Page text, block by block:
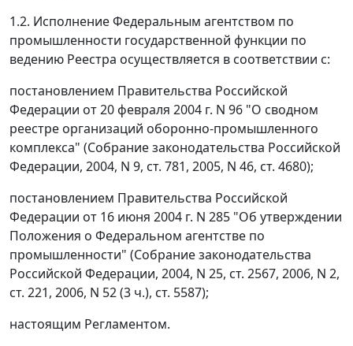
1.2. Исполнение Федеральным агентством по
промышленности государственной функции по
ведению Реестра осуществляется в соответствии с:
постановлением Правительства Российской
Федерации от 20 февраля 2004 г. N 96 "О сводном
реестре организаций оборонно-промышленного
комплекса" (Собрание законодательства Российской
Федерации, 2004, N 9, ст. 781, 2005, N 46, ст. 4680);
постановлением Правительства Российской
Федерации от 16 июня 2004 г. N 285 "Об утверждении
Положения о Федеральном агентстве по
промышленности" (Собрание законодательства
Российской Федерации, 2004, N 25, ст. 2567, 2006, N 2,
ст. 221, 2006, N 52 (3 ч.), ст. 5587);
настоящим Регламентом.